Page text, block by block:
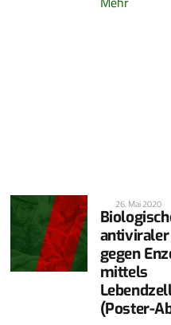
26. Mai 2020
gegen
mittels
(Poster-